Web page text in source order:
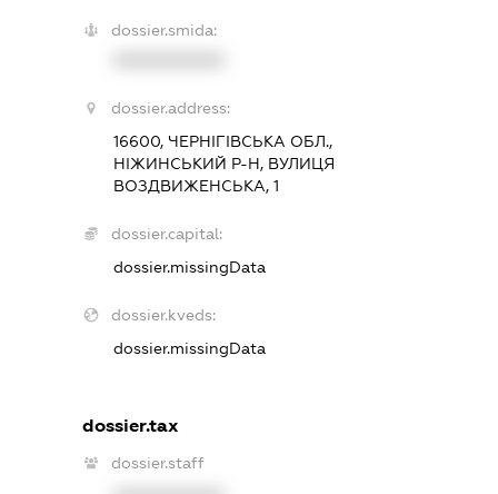
dossier.smida:
dossier.address:
16600, ЧЕРНІГІВСЬКА ОБЛ.,
НІЖИНСЬКИЙ Р-Н, ВУЛИЦЯ
ВОЗДВИЖЕНСЬКА, 1
dossier.capital:
dossier.missingData
dossier.kveds:
dossier.missingData
dossier.tax
dossier.staff